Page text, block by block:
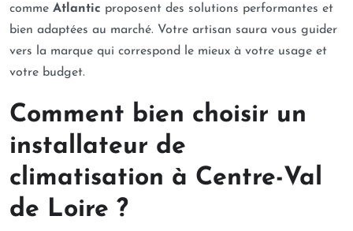
comme Atlantic proposent des solutions performantes et
bien adaptées au marché. Votre artisan saura vous guider
vers la marque qui correspond le mieux à votre usage et
votre budget.
Comment bien choisir un
installateur de
climatisation à Centre-Val
de Loire ?